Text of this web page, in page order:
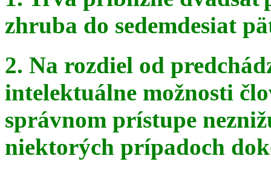
zhruba do sedemdesiat
2. Na rozdiel od
intelektuálne možnosti
správnom prístupe
niektorých prípadoch